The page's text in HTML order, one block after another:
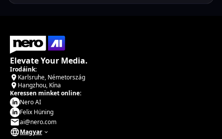
Elevate Your Media.
Irodáink:
Karlsruhe, Németország
Hangzhou, Kína
Keressen minket online:
Nero AI
Felix Hüning
ai@nero.com
Magyar